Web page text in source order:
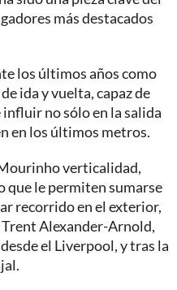
más destacados
los últimos años como
ida y vuelta, capaz de
no sólo en la salida
en los últimos metros.
verticalidad,
que le permiten sumarse
recorrido en el exterior,
Alexander-Arnold,
el Liverpool, y tras la